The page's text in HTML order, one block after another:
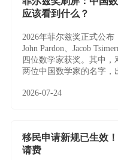
应该看到什么？
2026年菲尔兹奖正式公布
John Pardon、Jacob
四位数学家获奖。其中，
两位中国数学家的名字，
了一层特别的意义。
2026-07-24
移民申请新规已生效
请费